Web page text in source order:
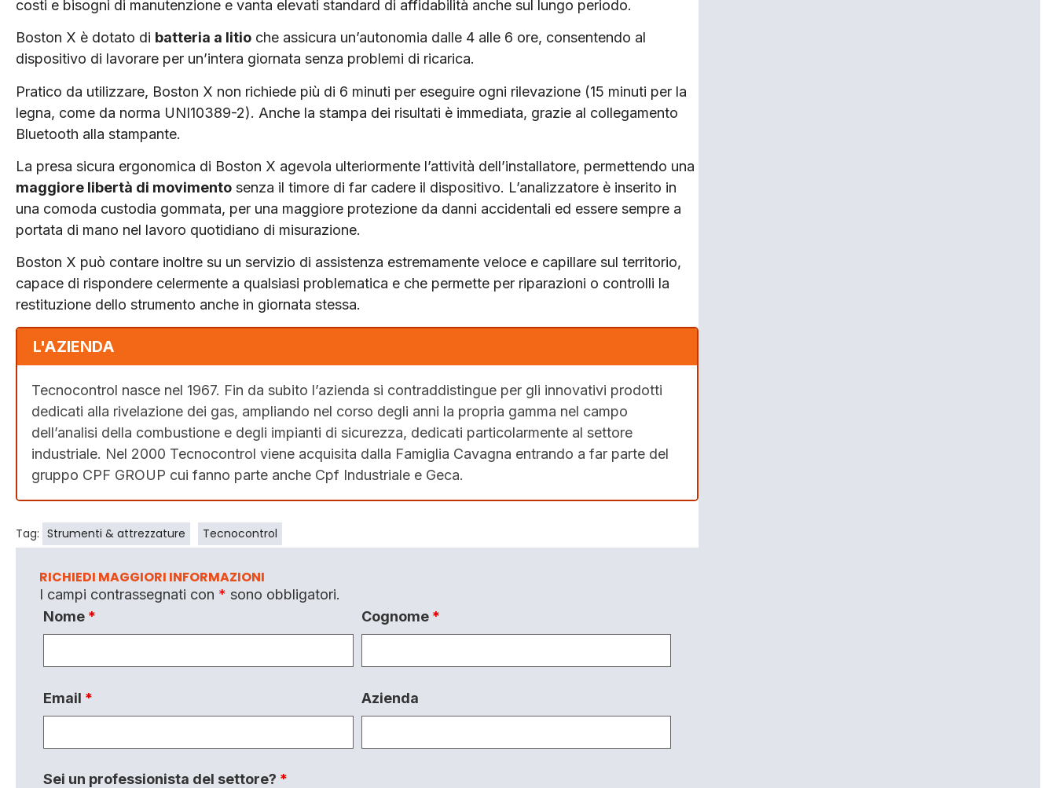
costi e bisogni di manutenzione e vanta elevati standard di affidabilità anche sul lungo periodo.
Boston X è dotato di batteria a litio che assicura un’autonomia dalle 4 alle 6 ore, consentendo al
dispositivo di lavorare per un’intera giornata senza problemi di ricarica.
Pratico da utilizzare, Boston X non richiede più di 6 minuti per eseguire ogni rilevazione (15 minuti per la
legna, come da norma UNI10389-2). Anche la stampa dei risultati è immediata, grazie al collegamento
Bluetooth alla stampante.
La presa sicura ergonomica di Boston X agevola ulteriormente l’attività dell’installatore, permettendo una
maggiore libertà di movimento senza il timore di far cadere il dispositivo. L’analizzatore è inserito in
una comoda custodia gommata, per una maggiore protezione da danni accidentali ed essere sempre a
portata di mano nel lavoro quotidiano di misurazione.
Boston X può contare inoltre su un servizio di assistenza estremamente veloce e capillare sul territorio,
capace di rispondere celermente a qualsiasi problematica e che permette per riparazioni o controlli la
restituzione dello strumento anche in giornata stessa.
L'AZIENDA
Tecnocontrol nasce nel 1967. Fin da subito l’azienda si contraddistingue per gli innovativi prodotti
dedicati alla rivelazione dei gas, ampliando nel corso degli anni la propria gamma nel campo
dell’analisi della combustione e degli impianti di sicurezza, dedicati particolarmente al settore
industriale. Nel 2000 Tecnocontrol viene acquisita dalla Famiglia Cavagna entrando a far parte del
gruppo CPF GROUP cui fanno parte anche Cpf Industriale e Geca.
Tag: Strumenti & attrezzature Tecnocontrol
RICHIEDI MAGGIORI INFORMAZIONI
I campi contrassegnati con * sono obbligatori.
Nome * Cognome *
Email * Azienda
Sei un professionista del settore? *